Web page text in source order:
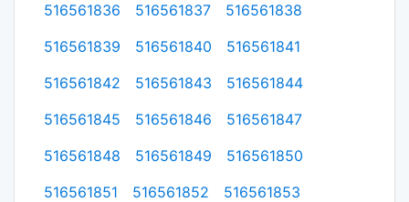
516561836
516561837
516561838
516561839
516561840
516561841
516561842
516561843
516561844
516561845
516561846
516561847
516561848
516561849
516561850
516561851
516561852
516561853